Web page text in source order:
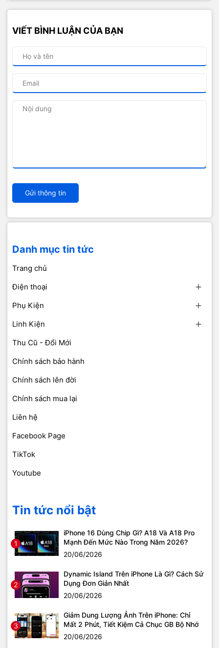
VIẾT BÌNH LUẬN CỦA BẠN
Gửi thông tin
Danh mục tin tức
Trang chủ
Điện thoại
Phụ Kiện
Linh Kiện
Thu Cũ - Đổi Mới
Chính sách bảo hành
Chính sách lên đời
Chính sách mua lại
Liên hệ
Facebook Page
TikTok
Youtube
Tin tức nổi bật
1
iPhone 16 Dùng Chip Gì? A18 Và A18 Pro
Mạnh Đến Mức Nào Trong Năm 2026?
20/06/2026
2
Dynamic Island Trên iPhone Là Gì? Cách Sử
Dụng Đơn Giản Nhất
20/06/2026
3
Giảm Dung Lượng Ảnh Trên iPhone: Chỉ
Mất 2 Phút, Tiết Kiệm Cả Chục GB Bộ Nhớ
20/06/2026